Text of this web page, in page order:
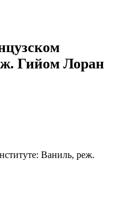
Гийом Лоран